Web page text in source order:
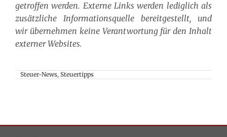
getroffen werden. Externe Links werden lediglich als
zusätzliche Informationsquelle bereitgestellt, und
wir übernehmen keine Verantwortung für den Inhalt
externer Websites.
Steuer-News, Steuertipps